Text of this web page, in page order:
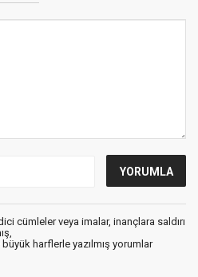
cümleler veya imalar, inançlara saldırı
harflerle yazılmış yorumlar